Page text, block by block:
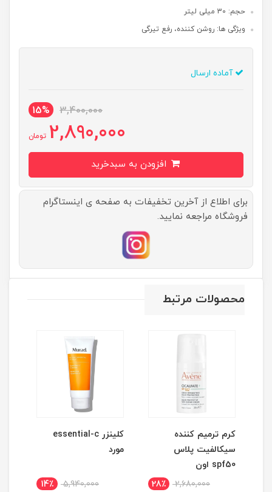
حجم: 30 میلی لیتر
ویژگی ها: روشن کننده، رفع تیرگی
آماده ارسال
3,400,000
15%
2,890,000 تومان
برای اطلاع از آخرین تخفیفات به صفحه ی اینستاگرام
فروشگاه مراجعه نمایید.
محصولات مرتبط
کرم ترمیم کننده
سیکالفیت پلاس
spf50 اون
2,680,000 28٪
کلینزر essential-c
مورد
5,940,000 14٪